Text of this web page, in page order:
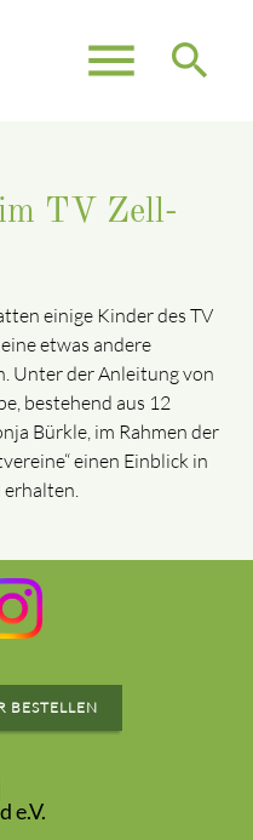
menu search
TV Zell-
einige Kinder des TV
etwas andere
Unter der Anleitung von
bestehend aus 12
Bürkle, im Rahmen der
einen Einblick in
BESTELLEN
e.V.